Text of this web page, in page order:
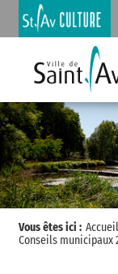
Vous êtes ici : Accueil
Conseils municipaux